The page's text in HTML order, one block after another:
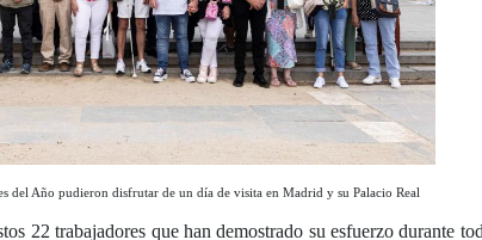
del Año pudieron disfrutar de un día de visita en Madrid y su Palacio Real
22 trabajadores que han demostrado su esfuerzo durante